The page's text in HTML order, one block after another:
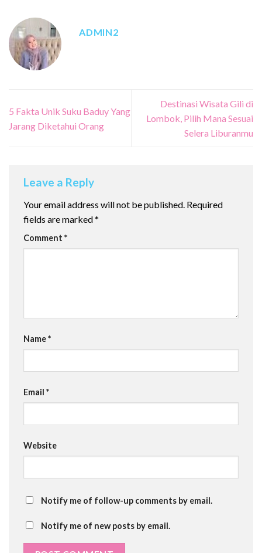
ADMIN2
5 Fakta Unik Suku Baduy Yang
Jarang Diketahui Orang
Destinasi Wisata Gili di
Lombok, Pilih Mana Sesuai
Selera Liburanmu
Leave a Reply
Your email address will not be published. Required
fields are marked*
Comment *
Name*
Email *
Website
Notify me of follow-up comments by email.
Notify me of new posts by email.